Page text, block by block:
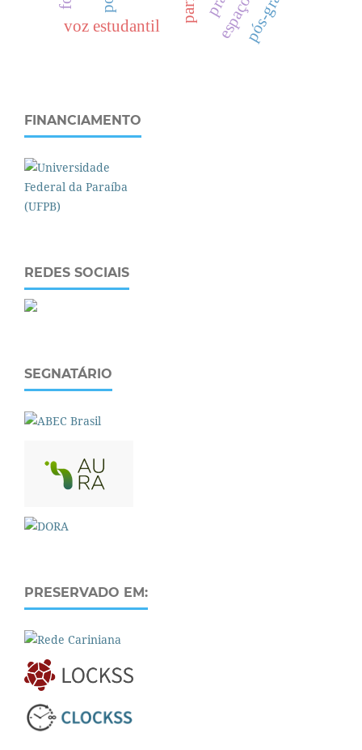
voz estudantil
FINANCIAMENTO
REDES SOCIAIS
SEGNATÁRIO
PRESERVADO EM: